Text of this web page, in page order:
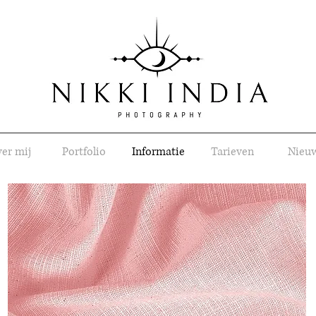
mij Portfolio Informatie Tarieven